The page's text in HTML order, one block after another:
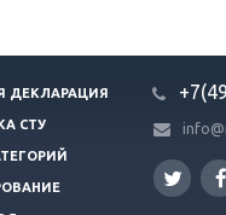
ДЕКЛАРАЦИЯ
СТУ